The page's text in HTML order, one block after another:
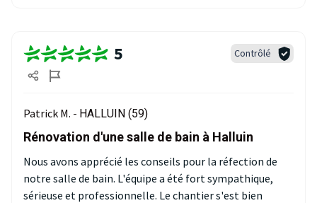
5 Contrôlé
Patrick M. - HALLUIN (59)
Rénovation d'une salle de bain à Halluin
Nous avons apprécié les conseils pour la réfection de
notre salle de bain. L'équipe a été fort sympathique,
sérieuse et professionnelle. Le chantier s'est bien